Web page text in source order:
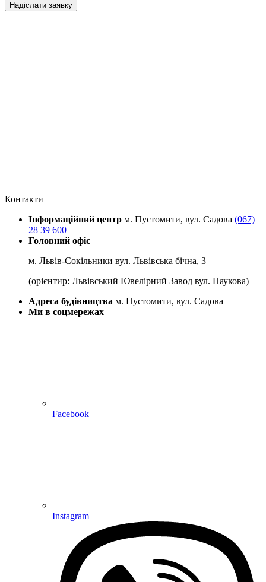
Надіслати заявку
Контакти
Інформаційний центр м. Пустомити, вул. Садова (067)
28 39 600
Головний офіс
м. Львів-Сокільники вул. Львівська бічна, 3
(орієнтир: Львівський Ювелірний Завод вул. Наукова)
Адреса будівництва м. Пустомити, вул. Садова
Ми в соцмережах
Facebook
Instagram